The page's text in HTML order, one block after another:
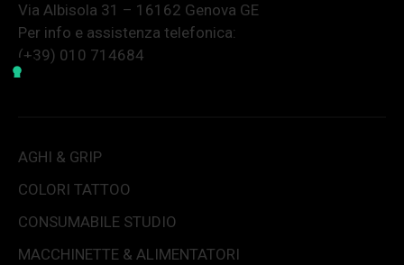
Via Albisola 31 – 16162 Genova GE
Per info e assistenza telefonica:
(+39) 010 714684
AGHI & GRIP
COLORI TATTOO
CONSUMABILE STUDIO
MACCHINETTE & ALIMENTATORI